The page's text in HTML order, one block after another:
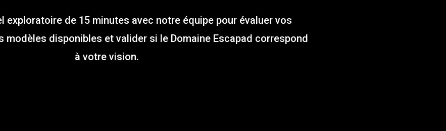
exploratoire de 15 minutes avec notre équipe pour évaluer vos
modèles disponibles et valider si le Domaine Escapad correspond
à votre vision.